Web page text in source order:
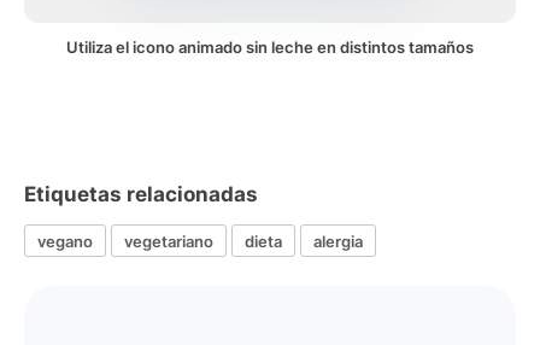
Utiliza el icono animado sin leche en distintos tamaños
Etiquetas relacionadas
vegano vegetariano dieta alergia